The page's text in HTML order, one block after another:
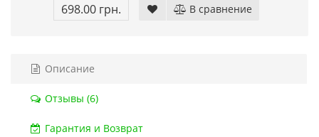
Код товара:
18 отзывов
698.00 грн. В сравнение
Описание
Отзывы (6)
Гарантия и Возврат